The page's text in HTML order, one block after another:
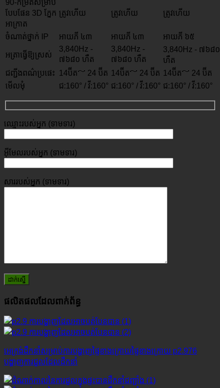
90-កម្រិតសម្រាប់
បែបផែន 3D ភ្នែក
អាក្រាត
ត្រូវហើយ ត្រូវហើយ ត្រូវហើយ
ចំណាត់ថ្នាក់ IP អាយភី ៤៣ អាយភី ៤៣ អាយភី ៦៥
អត្រាធ្វើឱ្យស្រស់
3,840Hz -
៧៦៨០ ហឺត
3,840Hz -
៧៦៨០ ហឺត
3,840Hz - ៧៦៨០
ហឺត
ជញ្ជីងពណ៌ប្រផេះ
14ប៊ីត～ 24 ប៊ីត 14ប៊ីត～ 24 ប៊ីត 14ប៊ីត～ 24 ប៊ីត
មើលមុំ
ជ:160° / វី:160° ជ:160° / វី:160° ជ:160° / វី:160°
ឈ្មោះ​របស់​អ្នក (ទាមទារ)
អ៊ីមែល​របស់​អ្នក (ទាមទារ)
សារ​របស់​អ្នក (ទាមទារ)
ផលិតផលដែលពាក់ព័ន្ធ
អេក្រង់ដឹកនាំសម្រាប់ការបង្ហាញផ្ទៃខាងក្រោយផ្ទៃខាងក្រោយ p2.976
បង្ហាញការជួលដែលដឹកនាំ